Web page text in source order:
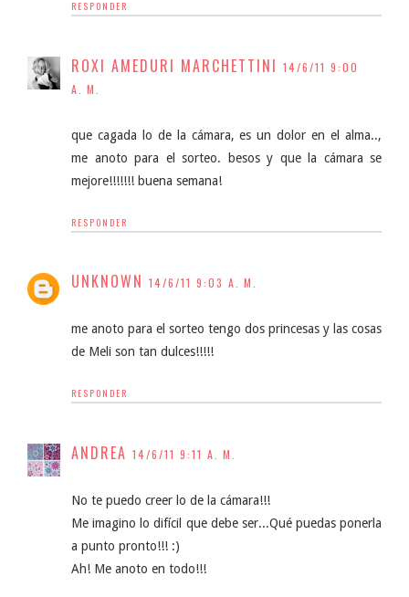
RESPONDER
ROXI AMEDURI MARCHETTINI 14/6/11 9:00
A. M.
que cagada lo de la cámara, es un dolor en el alma..,
me anoto para el sorteo. besos y que la cámara se
mejore!!!!!!! buena semana!
RESPONDER
UNKNOWN 14/6/11 9:03 A. M.
me anoto para el sorteo tengo dos princesas y las cosas
de Meli son tan dulces!!!!!
RESPONDER
ANDREA 14/6/11 9:11 A. M.
No te puedo creer lo de la cámara!!!
Me imagino lo difícil que debe ser...Qué puedas ponerla
a punto pronto!!! :)
Ah! Me anoto en todo!!!